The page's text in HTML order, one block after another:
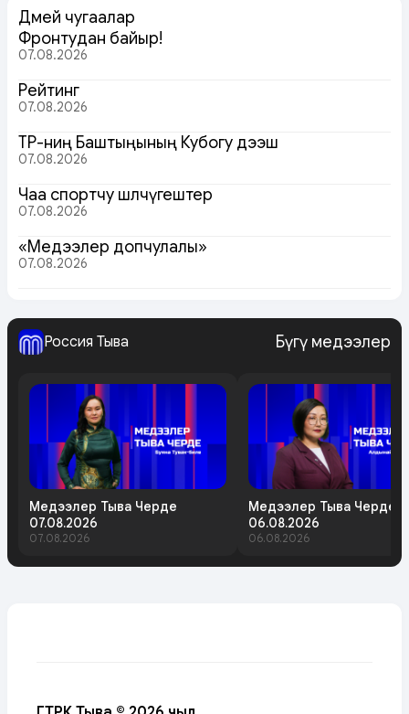
Дөмей чугаалар
Фронтудан байыр!
07.08.2026
Рейтинг
07.08.2026
ТР-ниң Баштыңының Кубогу дээш
07.08.2026
Чаа спортчу шөлчүгештер
07.08.2026
«Медээлер допчулалы»
07.08.2026
Россия Тыва Бүгү медээлер
Медээлер Тыва Черде
07.08.2026
07.08.2026
Медээлер Тыва Черде
06.08.2026
06.08.2026